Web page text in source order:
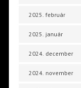
2025. február
2025. január
2024. december
2024. november